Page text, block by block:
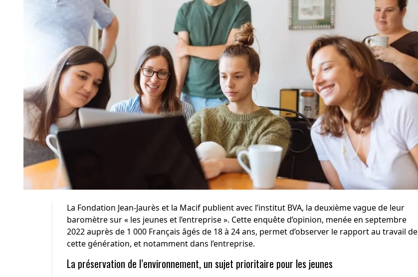
La Fondation Jean-Jaurès et la Macif publient avec l’institut BVA, la deuxième vague de leur
baromètre sur « les jeunes et l’entreprise ». Cette enquête d’opinion, menée en septembre
2022 auprès de 1 000 Français âgés de 18 à 24 ans, permet d’observer le rapport au travail de
cette génération, et notamment dans l’entreprise.
La préservation de l’environnement, un sujet prioritaire pour les jeunes